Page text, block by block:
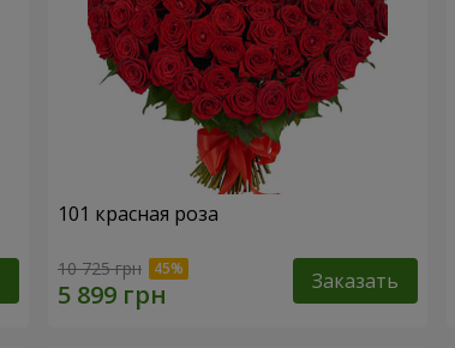
101 красная роза
10 725 грн Заказать